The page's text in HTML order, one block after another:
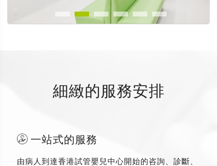
細緻的服務安排
一站式的服務
由病人到達香港試管嬰兒中心開始的咨詢、診斷、